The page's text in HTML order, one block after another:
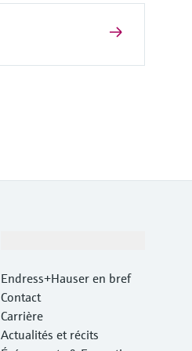
Endress+Hauser en bref
Contact
Carrière
Actualités et récits